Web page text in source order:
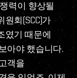
력이 향상될
회(SCC)가
였기 때문에
아야 했습니다.
객을